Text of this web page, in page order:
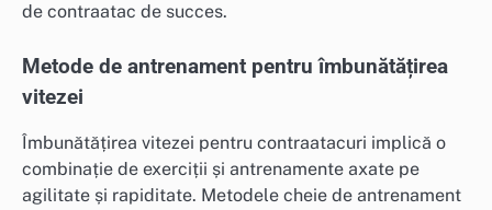
de contraatac de succes.
Metode de antrenament pentru îmbunătățirea
vitezei
Îmbunătățirea vitezei pentru contraatacuri implică o
combinație de exerciții și antrenamente axate pe
agilitate și rapiditate. Metodele cheie de antrenament